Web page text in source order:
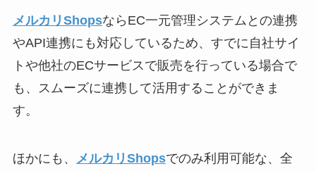
メルカリShopsならEC一元管理システムとの連携
やAPI連携にも対応しているため、すでに自社サイ
トや他社のECサービスで販売を行っている場合で
も、スムーズに連携して活用することができま
す。
ほかにも、 メルカリShopsでのみ利用可能な、全